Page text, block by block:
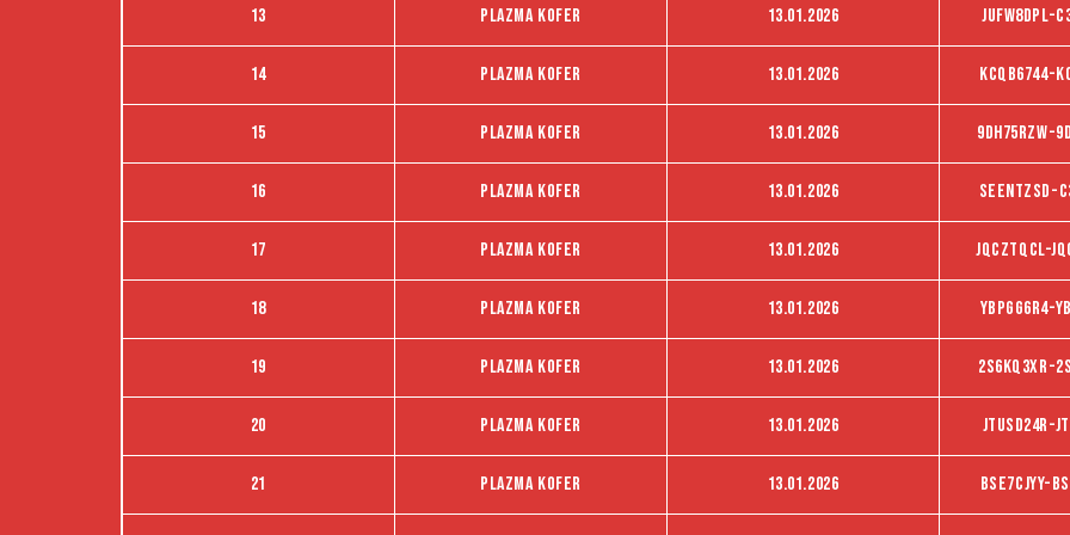
13 Plazma kofer 13.01.2026 JUFW8DPL-
14 Plazma kofer 13.01.2026 KCQB6744-
15 Plazma kofer 13.01.2026 9DH75RZW-
16 Plazma kofer 13.01.2026 SEENTZSD-
17 Plazma kofer 13.01.2026 JQCZTQCL-
18 Plazma kofer 13.01.2026 YbpGg6R4-
19 Plazma kofer 13.01.2026 2S6KQ3XR-
20 Plazma kofer 13.01.2026 Jtusd24r-
21 Plazma kofer 13.01.2026 BSE7CJYY-